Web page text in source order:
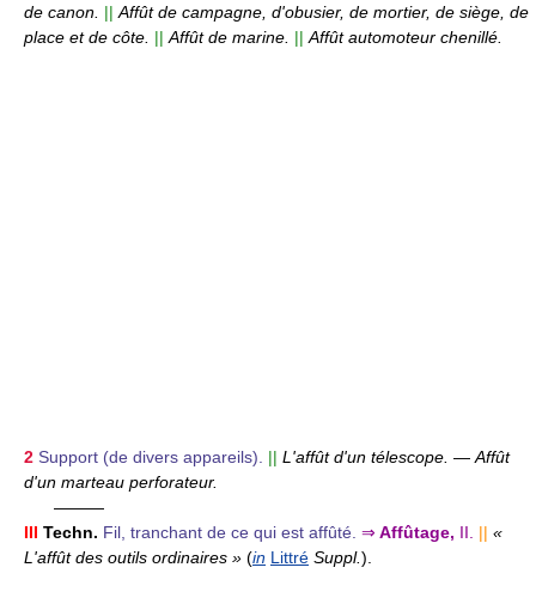
de canon. || Affût de campagne, d'obusier, de mortier, de siège, de
place et de côte. || Affût de marine. || Affût automoteur chenillé.
2 Support (de divers appareils). || L'affût d'un télescope. — Affût
d'un marteau perforateur.
———
III Techn. Fil, tranchant de ce qui est affûté. ⇒ Affûtage, II. || «
L'affût des outils ordinaires » (in Littré Suppl.).